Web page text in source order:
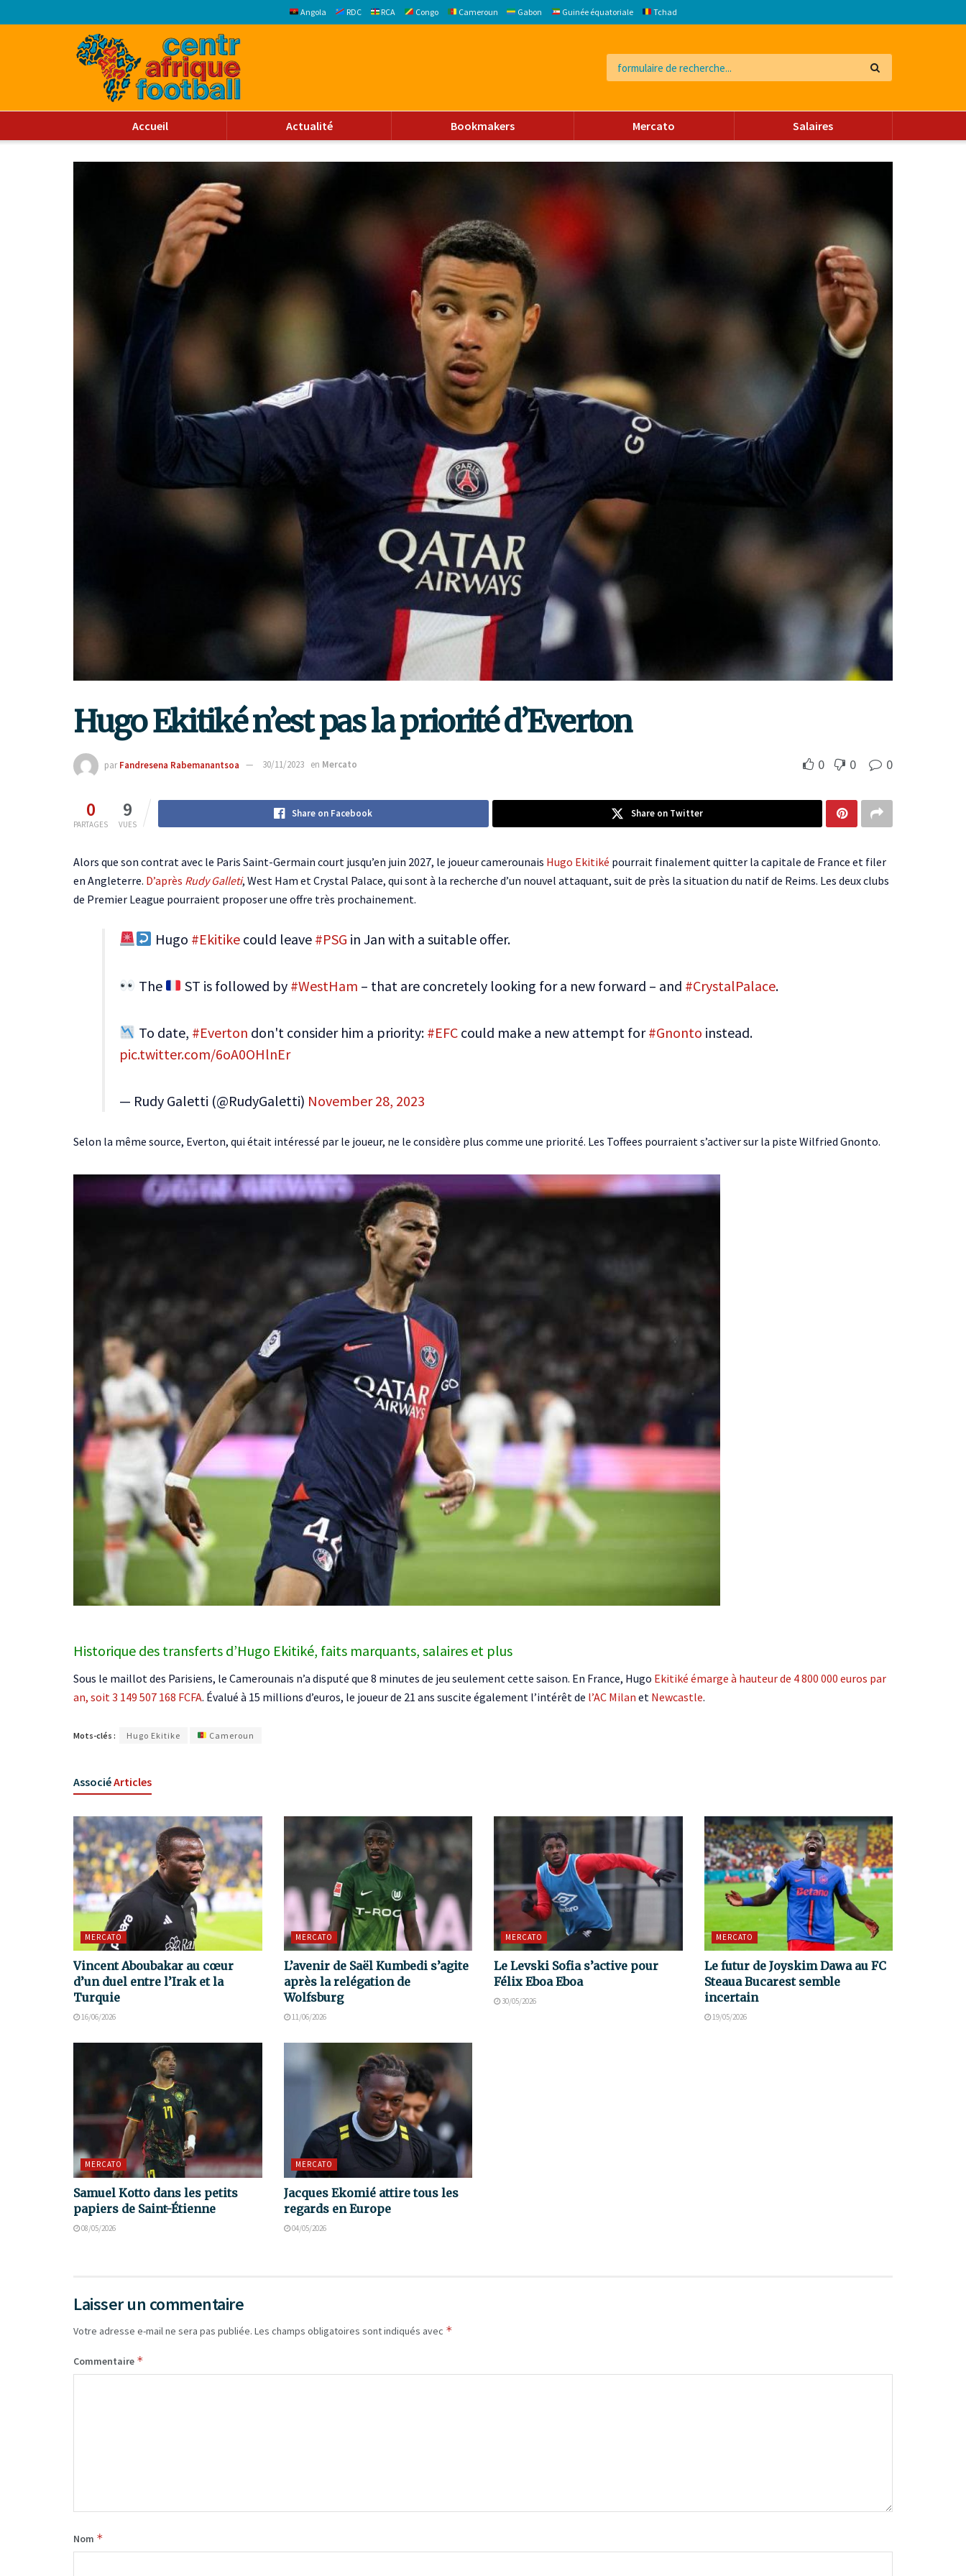
Angola RDC RCA Congo Cameroun Gabon Guinée équatoriale Tchad
Accueil Actualité Bookmakers Mercato Salaires
Hugo Ekitiké n’est pas la priorité d’Everton
par Fandresena Rabemanantsoa 30/11/2023 en Mercato 0 0 0
0
PARTAGES
9
VUES
Share on Facebook Share on Twitter
Alors que son contrat avec le Paris Saint-Germain court jusqu’en juin 2027, le joueur camerounais Hugo Ekitiké pourrait finalement quitter la capitale de France et filer
en Angleterre. D’après Rudy Galleti, West Ham et Crystal Palace, qui sont à la recherche d’un nouvel attaquant, suit de près la situation du natif de Reims. Les deux clubs
de Premier League pourraient proposer une offre très prochainement.
Hugo #Ekitikecould leave #PSG in Jan with a suitable offer.
The ST is followed by #WestHam – that are concretely looking for a new forward – and #CrystalPalace.
To date, #Everton don't consider him a priority: #EFCcould make a new attempt for#Gnonto instead.
pic.twitter.com/6oA0OHlnEr
— Rudy Galetti (@RudyGaletti) November 28, 2023
Selon la même source, Everton, qui était intéressé par le joueur, ne le considère plus comme une priorité. Les Toffees pourraient s’activer sur la piste Wilfried Gnonto.
Historique des transferts d’Hugo Ekitiké, faits marquants, salaires et plus
Sous le maillot des Parisiens, le Camerounais n’a disputé que 8 minutes de jeu seulement cette saison. En France, Hugo Ekitiké émarge à hauteur de 4 800 000 euros par
an, soit 3 149 507 168 FCFA. Évalué à 15 millions d’euros, le joueur de 21 ans suscite également l’intérêt de l’AC Milan et Newcastle.
Mots-clés : Hugo Ekitike Cameroun
AssociéArticles
MERCATO
Vincent Aboubakar au cœur
d’un duel entre l’Irak et la
Turquie
16/06/2026
MERCATO
L’avenir de Saël Kumbedi s’agite
après la relégation de
Wolfsburg
11/06/2026
MERCATO
Le Levski Sofia s’active pour
Félix Eboa Eboa
30/05/2026
MERCATO
Le futur de Joyskim Dawa au FC
Steaua Bucarest semble
incertain
19/05/2026
MERCATO
Samuel Kotto dans les petits
papiers de Saint-Étienne
08/05/2026
MERCATO
Jacques Ekomié attire tous les
regards en Europe
04/05/2026
Laisser un commentaire
Votre adresse e-mail ne sera pas publiée. Les champs obligatoires sont indiqués avec *
Commentaire *
Nom *